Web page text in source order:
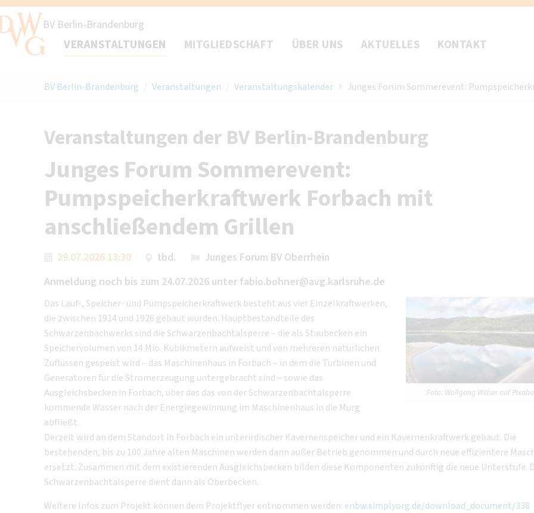
BV Berlin-Brandenburg
VERANSTALTUNGEN MITGLIEDSCHAFT ÜBER UNS AKTUELLES KONTAKT
BV Berlin-Brandenburg Veranstaltungen Veranstaltungskalender Junges Forum Sommerevent:
Veranstaltungen der BV Berlin-Brandenburg
Junges Forum Sommerevent:
Pumpspeicherkraftwerk Forbach mit
anschließendem Grillen
29.07.2026 13:30 tbd.
Junges Forum BV Oberrhein
Anmeldung noch bis zum 24.07.2026 unter fabio.bohner@avg.karlsruhe.de
Foto: Wolfgang Weiser auf
Das Lauf-, Speicher- und Pumpspeicherkraftwerk besteht aus vier Einzelkraftwerken,
die zwischen 1914 und 1926 gebaut wurden. Hauptbestandteile des
Schwarzenbachwerks sind die Schwarzenbachtalsperre – die als Staubecken ein
Speichervolumen von 14 Mio. Kubikmetern aufweist und von mehreren natürlichen
Zuflüssen gespeist wird – das Maschinenhaus in Forbach – in dem die Turbinen und
Generatoren für die Stromerzeugung untergebracht sind – sowie das
Ausgleichsbecken in Forbach, über das das von der Schwarzenbachtalsperre
kommende Wasser nach der Energiegewinnung im Maschinenhaus in die Murg
abfließt.
Derzeit wird an dem Standort in Forbach ein unterirdischer Kavernenspeicher und ein Kavernenkraftwerk gebaut. Die
bestehenden, bis zu 100 Jahre alten Maschinen werden dann außer Betrieb genommen und durch neue effizientere
ersetzt. Zusammen mit dem existierenden Ausgleichsbecken bilden diese Komponenten zukünftig die neue Unterstufe.
Schwarzenbachtalsperre dient dann als Oberbecken.
Weitere Infos zum Projekt können dem Projektflyer entnommen werden: enbw.simplyorg.de/download_document/338